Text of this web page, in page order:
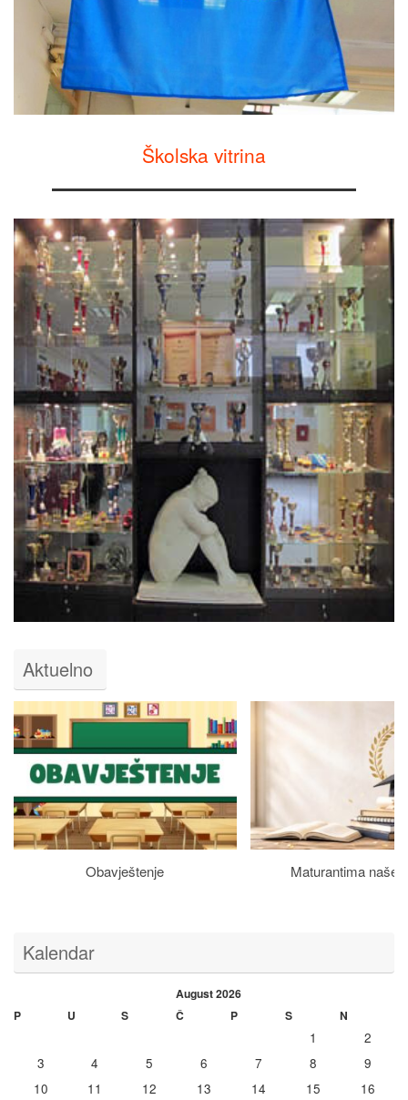
Školska vitrina
Aktuelno
Obavještenje Maturantima naše
Kalendar
August 2026
P
U S Č P S N
1
2
3
4 5 6 7 8
9
10
11 12 13 14 15
16